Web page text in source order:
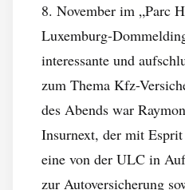
8. November im „Parc
Luxemburg-
interessante und
zum Thema Kfz-
des Abends war
Insurnext, der mit
eine von der ULC in
zur Autoversicherung